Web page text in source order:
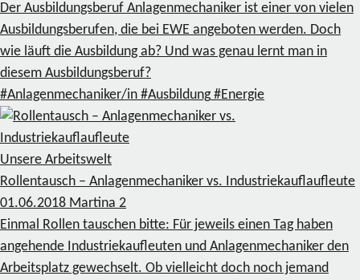
Der Ausbildungsberuf Anlagenmechaniker ist einer von vielen
Ausbildungsberufen, die bei EWE angeboten werden. Doch
wie läuft die Ausbildung ab? Und was genau lernt man in
diesem Ausbildungsberuf?
#Anlagenmechaniker/in #Ausbildung #Energie
Unsere Arbeitswelt
Rollentausch – Anlagenmechaniker vs. Industriekauflaufleute
01.06.2018 Martina 2
Einmal Rollen tauschen bitte: Für jeweils einen Tag haben
angehende Industriekaufleuten und Anlagenmechaniker den
Arbeitsplatz gewechselt. Ob vielleicht doch noch jemand